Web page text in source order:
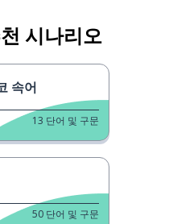
시나리오
속어
13 단어 및 구문
50 단어 및 구문